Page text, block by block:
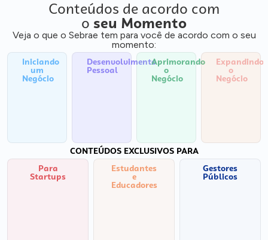
Conteúdos de acordo com
o seu Momento
Veja o que o Sebrae tem para você de acordo com o seu
momento:
Iniciando
um
Negócio
Desenvolvimento
Pessoal
Aprimorando
o
Negócio
Expandindo
o
Negócio
CONTEÚDOS EXCLUSIVOS PARA
Para
Startups
Estudantes
e
Educadores
Gestores
Públicos